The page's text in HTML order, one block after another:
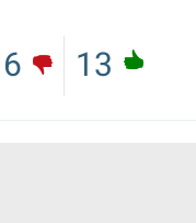
13
6